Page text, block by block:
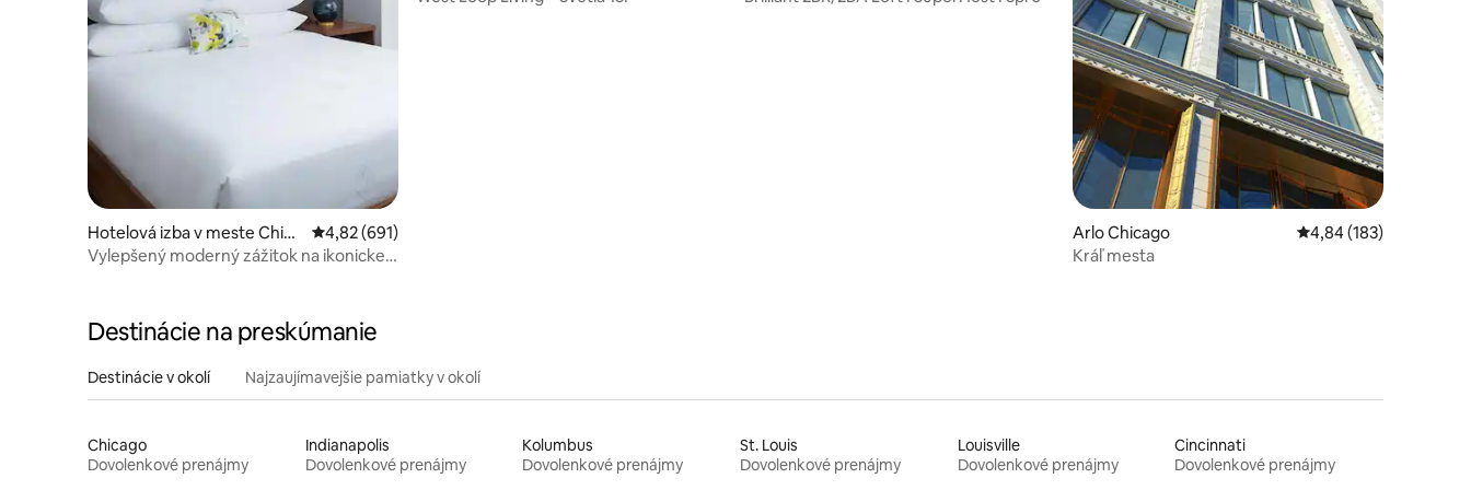
Hotelová izba v meste Chica
go
Priemerné ohodnotenie 4,82 z 5, počet hodnotení: 691
4,82 (691)
Vylepšený moderný zážitok na ikonickej
Arlo Chicago Priemerné
4,84 (183)
Kráľ mesta
Destinácie na preskúmanie
Destinácie v okolí Najzaujímavejšie pamiatky v okolí
Chicago
Dovolenkové prenájmy
Indianapolis
Dovolenkové prenájmy
Kolumbus
Dovolenkové prenájmy
St. Louis
Dovolenkové prenájmy
Louisville
Dovolenkové prenájmy
Cincinnati
Dovolenkové prenájmy